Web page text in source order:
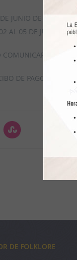
JUNIO DE 2018
AL 05 DE JULIO DE
COMUNICARSE CON
DE PAGO.
DE FOLKLORE